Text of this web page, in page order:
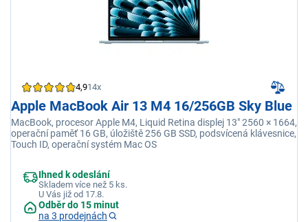
4,914x
Apple MacBook Air 13 M4 16/256GB Sky Blue
MacBook, procesor Apple M4, Liquid Retina displej 13" 2560 × 1664,
operační paměť 16 GB, úložiště 256 GB SSD, podsvícená klávesnice,
Touch ID, operační systém Mac OS
Ihned k odeslání
Skladem více než 5 ks.
U Vás již od 17.8.
Odběr do 15 minut
na 3 prodejnách